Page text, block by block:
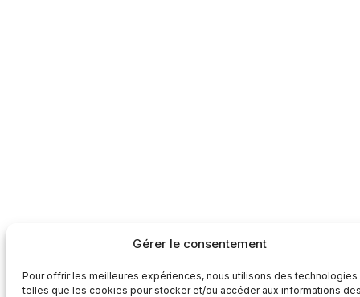
Gérer le consentement
Pour offrir les meilleures expériences, nous utilisons des technologies
telles que les cookies pour stocker et/ou accéder aux informations